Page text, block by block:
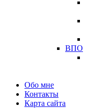
ВПО
Обо мне
Контакты
Карта сайта